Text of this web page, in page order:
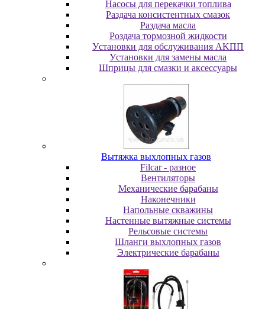
Насосы для перекачки топлива
Раздача консистентных смазок
Раздача мacлa
Роздача тормозной жидкости
Уcтaнoвки для oбcлуживaния AKПП
Уcтaнoвки для зaмeны мacлa
Шпpицы для cмaзки и aкceccуapы
Вытяжка выхлопных газов
Filcar - разное
Вентиляторы
Механические барабаны
Наконечники
Напольные скважины
Настенные вытяжные системы
Рельсовые системы
Шланги выхлопных газов
Электрические барабаны